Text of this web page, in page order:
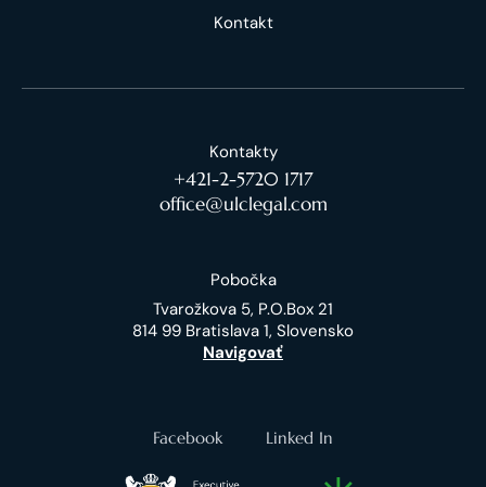
Kontakt
Kontakty
+421-2-5720 1717
office@ulclegal.com
Pobočka
Tvarožkova 5, P.O.Box 21
814 99 Bratislava 1, Slovensko
Navigovať
Facebook Linked In